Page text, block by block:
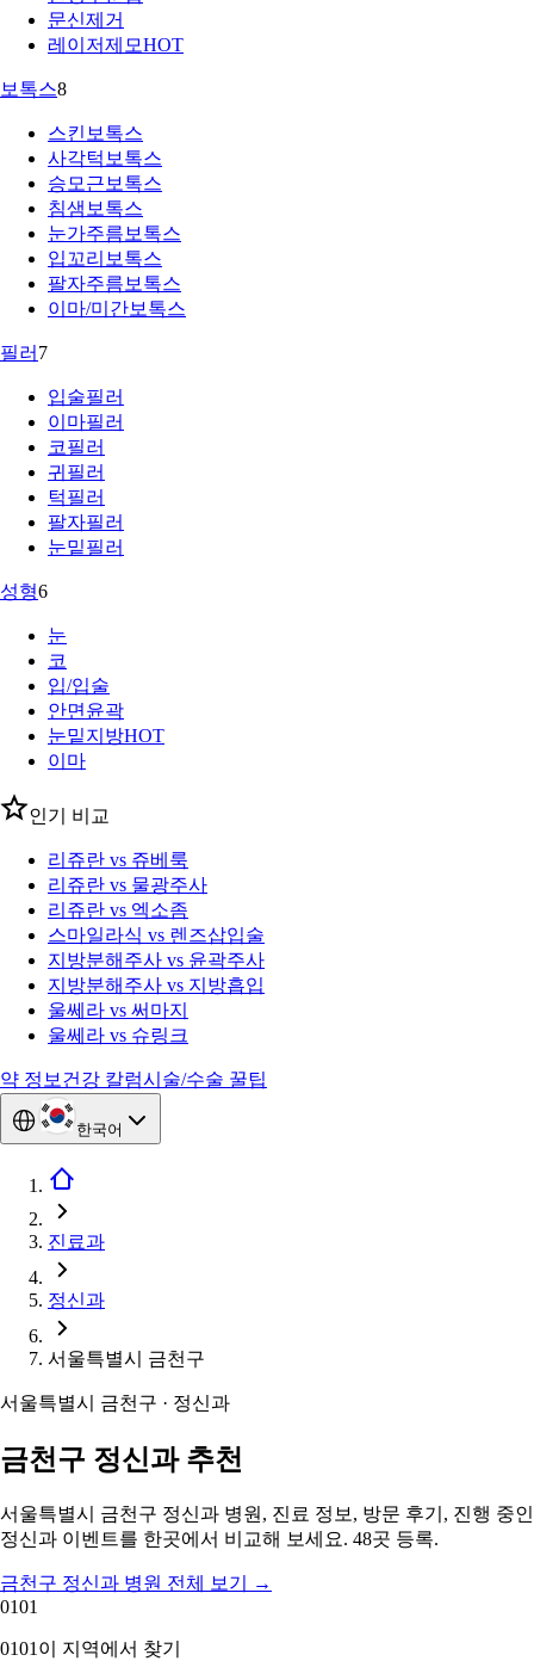
문신제거
레이저제모HOT
보톡스8
스킨보톡스
사각턱보톡스
승모근보톡스
침샘보톡스
눈가주름보톡스
입꼬리보톡스
팔자주름보톡스
이마/미간보톡스
필러 7
입술필러
이마필러
코필러
귀필러
턱필러
팔자필러
눈밑필러
성형6
눈
코
입/입술
안면윤곽
눈밑지방HOT
이마
인기 비교
리쥬란 vs 쥬베룩
리쥬란 vs 물광주사
리쥬란 vs 엑소좀
스마일라식 vs 렌즈삽입술
지방분해주사 vs 윤곽주사
지방분해주사 vs 지방흡입
울쎄라 vs 써마지
울쎄라 vs 슈링크
약 정보 건강 칼럼시술/수술 꿀팁
한국어
진료과
정신과
서울특별시 금천구
서울특별시 금천구 · 정신과
금천구 정신과 추천
서울특별시 금천구 정신과 병원, 진료 정보, 방문 후기, 진행 중인
정신과 이벤트를 한곳에서 비교해 보세요. 48곳 등록.
금천구 정신과 병원 전체 보기
→
0101
0101 이 지역에서 찾기